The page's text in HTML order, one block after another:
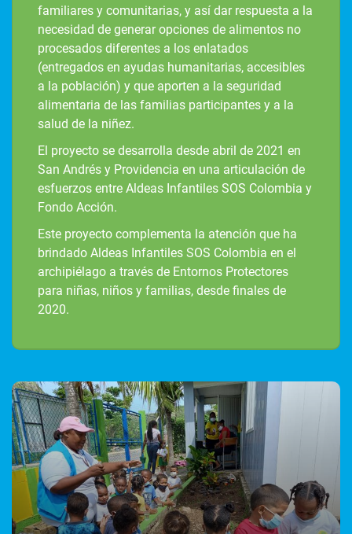
familiares y comunitarias, y así dar respuesta a la
necesidad de generar opciones de alimentos no
procesados diferentes a los enlatados
(entregados en ayudas humanitarias, accesibles
a la población) y que aporten a la seguridad
alimentaria de las familias participantes y a la
salud de la niñez.
El proyecto se desarrolla desde abril de 2021 en
San Andrés y Providencia en una articulación de
esfuerzos entre Aldeas Infantiles SOS Colombia y
Fondo Acción.
Este proyecto complementa la atención que ha
brindado Aldeas Infantiles SOS Colombia en el
archipiélago a través de Entornos Protectores
para niñas, niños y familias, desde finales de
2020.